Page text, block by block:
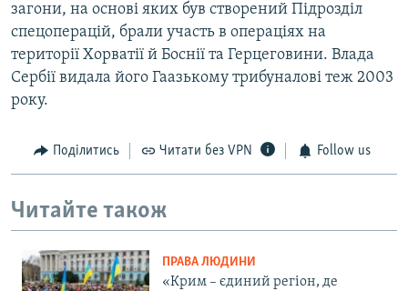
загони, на основі яких був створений Підрозділ
спецоперацій, брали участь в операціях на
території Хорватії й Боснії та Герцеговини. Влада
Сербії видала його Гаазькому трибуналові теж 2003
року.
Поділитись Читати без VPN Follow us
Читайте також
ПРАВА ЛЮДИНИ
«Крим – єдиний регіон, де